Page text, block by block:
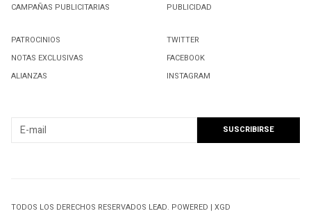
CAMPAÑAS PUBLICITARIAS
PUBLICIDAD
PATROCINIOS
NOTAS EXCLUSIVAS
ALIANZAS
TWITTER
FACEBOOK
INSTAGRAM
TODOS LOS DERECHOS RESERVADOS LEAD. POWERED | XGD